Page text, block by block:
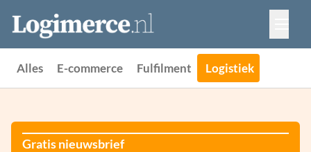
Vacatures
Events
Alles E-commerce Fulfilment Logistiek
Gratis nieuwsbrief